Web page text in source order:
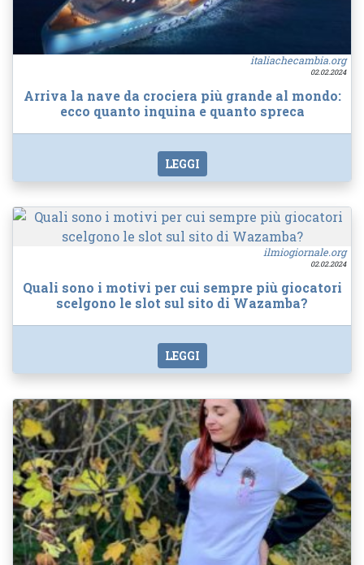
italiachecambia.org
02.02.2024
Arriva la nave da crociera più grande al mondo:
ecco quanto inquina e quanto spreca
LEGGI
ilmiogiornale.org
02.02.2024
Quali sono i motivi per cui sempre più giocatori
scelgono le slot sul sito di Wazamba?
LEGGI